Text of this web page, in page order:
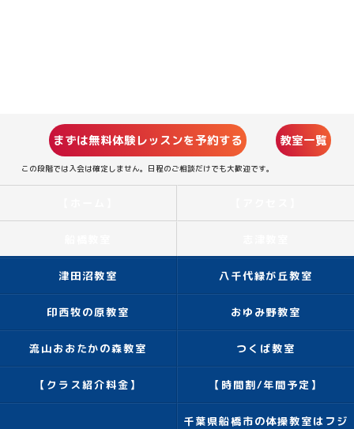
まずは無料体験レッスンを予約する
この段階では入会は確定しません。日程のご相談だけでも大歓迎です。
教室一覧
津田沼教室 八千代緑が丘教室
印西牧の原教室 おゆみ野教室
流山おおたかの森教室 つくば教室
【クラス紹介料金】 【時間割/年間予定】
千葉県船橋市の体操教室はフジ